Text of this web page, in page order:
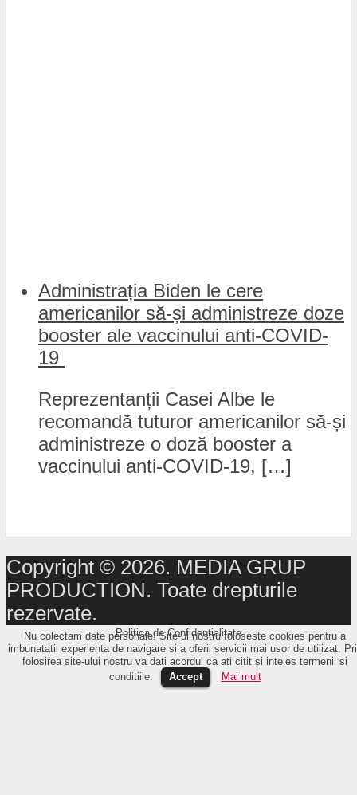
Administrația Biden le cere
americanilor să-și administreze doze
booster ale vaccinului anti-COVID-
19
Reprezentanții Casei Albe le
recomandă tuturor americanilor să-și
administreze o doză booster a
vaccinului anti-COVID-19, […]
Copyright © 2026. MEDIA GRUP
PRODUCTION. Toate drepturile
rezervate.
Nu colectam date personale! Site-ul nostru foloseste cookies pentru a
imbunatatii experienta de navigare si a oferii servicii mai usor de utilizat.
folosirea site-ului nostru va dati acordul ca ati citit si inteles termenii si
conditiile.
Accept Mai mult
Politica de Confidențialitate